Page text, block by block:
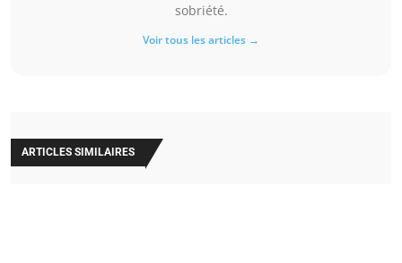
sobriété.
Voir tous les articles →
ARTICLES SIMILAIRES